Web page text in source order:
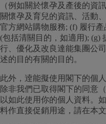
（例如關於懷孕及產後的資
關懷孕及育兒的資訊、活動
官方網站購物服務; (f) 履行
(包括清關目的，如適用); (g)
行、優化及改良達能集團公
述的目的有關的目的。
此外，逹能擬使用閣下的個
除非我們已取得閣下的同意
以如此使用你的個人資料。
料作直接促銷用途，請在本